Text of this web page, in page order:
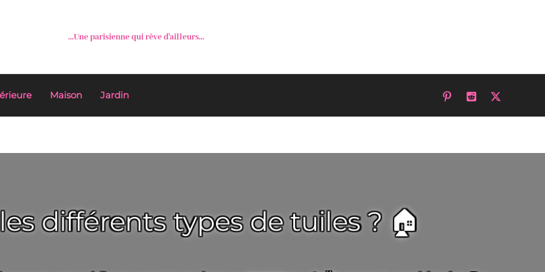
...Une parisienne qui rêve d'ailleurs...
Maison Jardin
différents types de tuiles ? 🏠